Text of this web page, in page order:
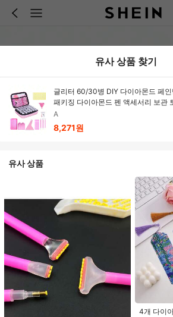
유사 상품 찾기
글리터 60/30병 DIY 다이아몬드 페
패키징 다이아몬드 펜 액세서리 보관
기능 보관 가방
A
8,271원
유사 상품
4개 다이